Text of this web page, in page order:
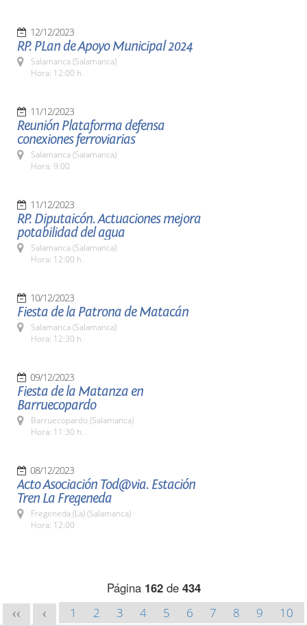
12/12/2023
RP. PLan de Apoyo Municipal 2024
Salamanca (Salamanca)
Hora: 12:00 h.
11/12/2023
Reunión Plataforma defensa
conexiones ferroviarias
Salamanca (Salamanca)
Hora: 9:00
11/12/2023
RP. Diputaicón. Actuaciones mejora
potabilidad del agua
Salamanca (Salamanca)
Hora: 12:00 h.
10/12/2023
Fiesta de la Patrona de Matacán
Salamanca (Salamanca)
Hora: 12:30 h.
09/12/2023
Fiesta de la Matanza en
Barruecopardo
Barruecopardo (Salamanca)
Hora: 11:30 h.
08/12/2023
Acto Asociación Tod@via. Estación
Tren La Fregeneda
Fregeneda (La) (Salamanca)
Hora: 12:00
Página 162de 434
<< < 1 2 3 4 5 6 7 8 9
10